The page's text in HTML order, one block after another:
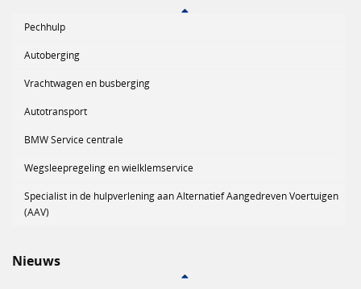
Pechhulp
Autoberging
Vrachtwagen en busberging
Autotransport
BMW Service centrale
Wegsleepregeling en wielklemservice
Specialist in de hulpverlening aan Alternatief Aangedreven Voertuigen
(AAV)
Nieuws